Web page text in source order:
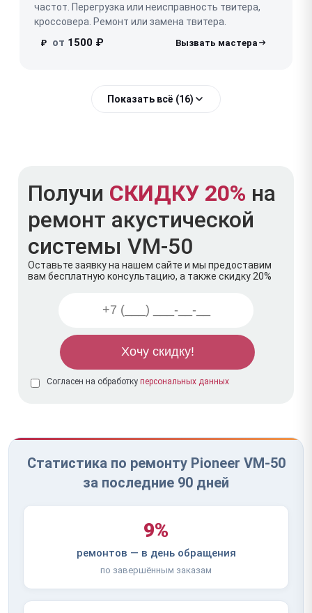
частот. Перегрузка или неисправность твитера,
кроссовера. Ремонт или замена твитера.
₽ от 1500 ₽
Показать всё (16)
Получи СКИДКУ 20% на
ремонт акустической
системы VM-50
Оставьте заявку на нашем сайте и мы предоставим
вам бесплатную консультацию, а также скидку 20%
Согласен на обработку персональных данных
Статистика по ремонту Pioneer VM-50
за последние 90 дней
9%
ремонтов — в день обращения
по завершённым заказам